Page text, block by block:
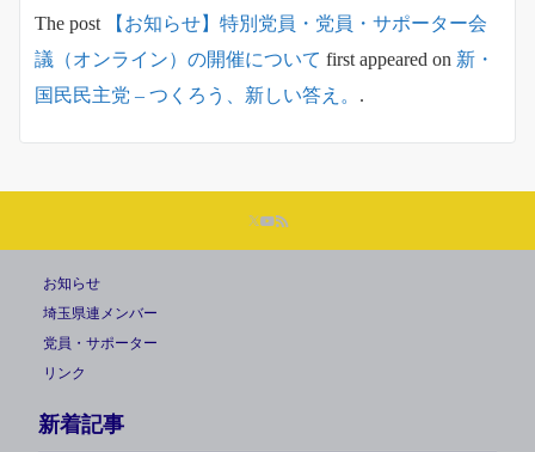
The post
【お知らせ】特別党員・党員・サポーター会
議（オンライン）の開催について first appeared on 新・
国民民主党 – つくろう、新しい答え。 .
お知らせ
埼玉県連メンバー
党員・サポーター
リンク
新着記事